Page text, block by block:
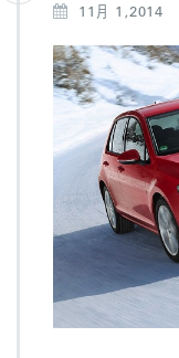
11月 1,2014